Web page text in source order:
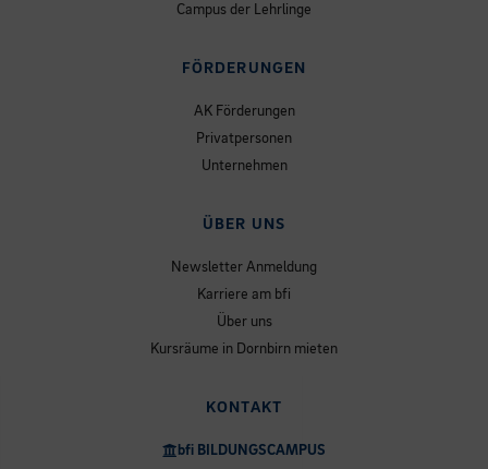
Campus der Lehrlinge
FÖRDERUNGEN
AK Förderungen
Privatpersonen
Unternehmen
ÜBER UNS
Newsletter Anmeldung
Karriere am bfi
Über uns
Kursräume in Dornbirn mieten
KONTAKT
bfi BILDUNGSCAMPUS